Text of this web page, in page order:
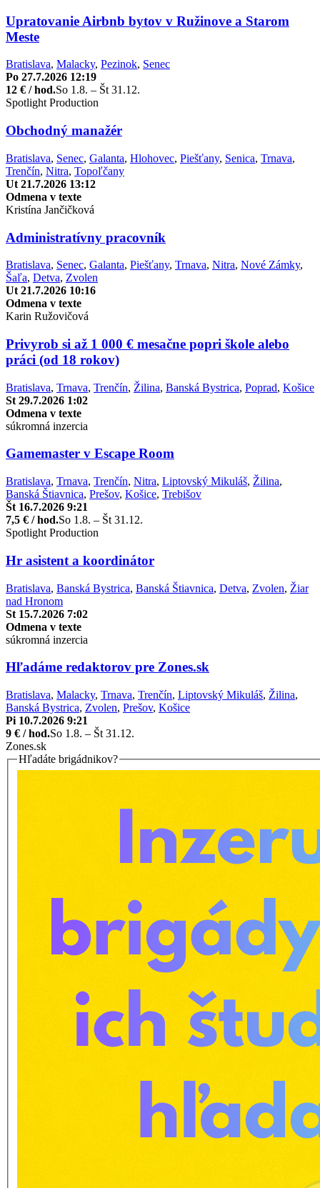
Upratovanie Airbnb bytov v Ružinove a Starom
Meste
Bratislava, Malacky, Pezinok, Senec
Po 27.7.2026 12:19
12 € / hod.So 1.8. – Št 31.12.
Spotlight Production
Obchodný manažér
Bratislava, Senec, Galanta, Hlohovec, Piešťany, Senica, Trnava,
Trenčín, Nitra, Topoľčany
Ut 21.7.2026 13:12
Odmena v texte
Kristína Jančičková
Administratívny pracovník
Bratislava, Senec, Galanta, Piešťany, Trnava, Nitra, Nové Zámky,
Šaľa, Detva, Zvolen
Ut 21.7.2026 10:16
Odmena v texte
Karin Ružovičová
Privyrob si až 1 000 € mesačne popri škole alebo
práci (od 18 rokov)
Bratislava, Trnava, Trenčín, Žilina, Banská Bystrica, Poprad, Košice
St 29.7.2026 1:02
Odmena v texte
súkromná inzercia
Gamemaster v Escape Room
Bratislava, Trnava, Trenčín, Nitra, Liptovský Mikuláš, Žilina,
Banská Štiavnica, Prešov, Košice, Trebišov
Št 16.7.2026 9:21
7,5 € / hod.So 1.8. – Št 31.12.
Spotlight Production
Hr asistent a koordinátor
Bratislava, Banská Bystrica, Banská Štiavnica, Detva, Zvolen, Žiar
nad Hronom
St 15.7.2026 7:02
Odmena v texte
súkromná inzercia
Hľadáme redaktorov pre Zones.sk
Bratislava, Malacky, Trnava, Trenčín, Liptovský Mikuláš, Žilina,
Banská Bystrica, Zvolen, Prešov, Košice
Pi 10.7.2026 9:21
9 € / hod.So 1.8. – Št 31.12.
Zones.sk
Hľadáte brigádnikov?